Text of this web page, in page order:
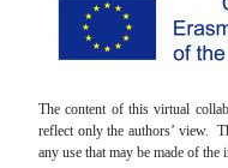
The content of this virtual
reflect only the authors’ view.
any use that may be made of the